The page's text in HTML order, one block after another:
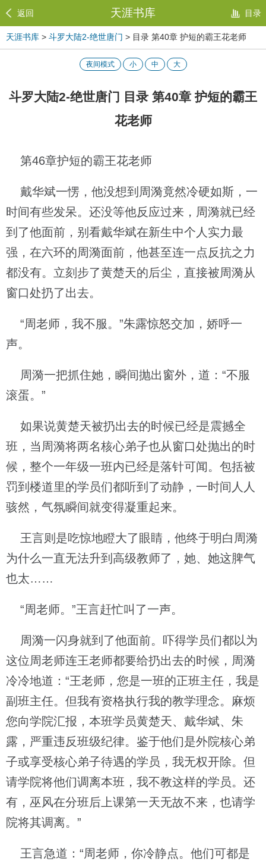
返回 天涯书库 目录
天涯书库 > 斗罗大陆2-绝世唐门 > 目录 第40章 护短的霸王花老师
夜间模式 小 中 大
斗罗大陆2-绝世唐门 目录 第40章 护短的霸王
花老师
第46章护短的霸王花老师
戴华斌一愣，他没想到周漪竟然冷硬如斯，一
时间有些发呆。还没等他反应过来，周漪就已经
到了他面前，别看戴华斌在新生中个人实力最
强，在六环的周漪面前，他甚至连一点反抗之力
都没有。立刻步了黄楚天的后尘，直接被周漪从
窗口处扔了出去。
“周老师，我不服。”朱露惊怒交加，娇呼一
声。
周漪一把抓住她，瞬间抛出窗外，道：“不服
滚蛋。”
如果说黄楚天被扔出去的时候已经是震撼全
班，当周漪将两名核心弟子也从窗口处抛出的时
候，整个一年级一班内已经是落针可闻。包括被
罚到楼道里的学员们都听到了动静，一时间人人
骇然，气氛瞬间就变得凝重起来。
王言则是吃惊地瞪大了眼睛，他终于明白周漪
为什么一直无法升到高级教师了，她、她这脾气
也太……
“周老师。”王言赶忙叫了一声。
周漪一闪身就到了他面前。吓得学员们都以为
这位周老师连王老师都要给扔出去的时候，周漪
冷冷地道：“王老师，您是一班的正班主任，我是
副班主任。但我有资格执行我的教学理念。麻烦
您向学院汇报，本班学员黄楚天、戴华斌、朱
露，严重违反班级纪律。鉴于他们是外院核心弟
子或享受核心弟子待遇的学员，我无权开除。但
请学院将他们调离本班，我不教这样的学员。还
有，巫风在分班后上课第一天无故不来，也请学
院将其调离。”
王言急道：“周老师，你冷静点。他们可都是